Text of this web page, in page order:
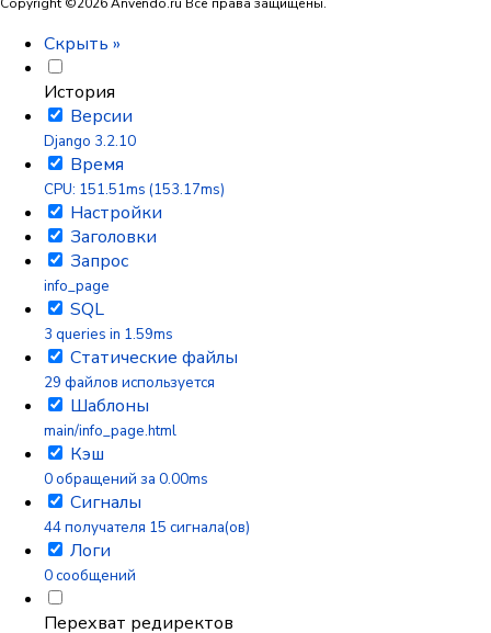
Copyright ©2026 Anvendo.ru Все права защищены.
Скрыть »
История
Версии
Django 3.2.10
Время
CPU: 151.51ms (153.17ms)
Настройки
Заголовки
Запрос
info_page
SQL
3 queries in 1.59ms
Статические файлы
29 файлов используется
Шаблоны
main/info_page.html
Кэш
0 обращений за 0.00ms
Сигналы
44 получателя 15 сигнала(ов)
Логи
0 сообщений
Перехват редиректов